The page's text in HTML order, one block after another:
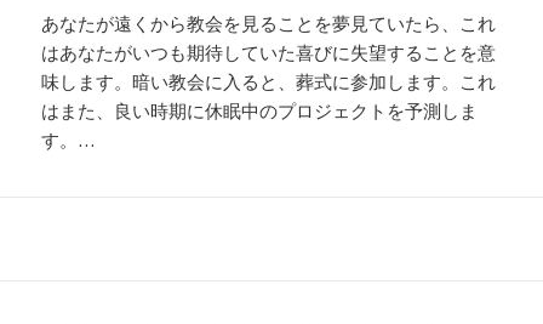
あなたが遠くから教会を見ることを夢見ていたら、これ
はあなたがいつも期待していた喜びに失望することを意
味します。暗い教会に入ると、葬式に参加します。これ
はまた、良い時期に休眠中のプロジェクトを予測しま
す。…